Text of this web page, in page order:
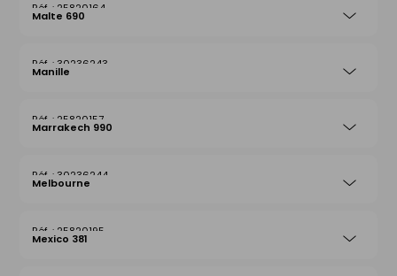
25820164
Malte 690
30236243
Manille
25820157
Marrakech 990
30236244
Melbourne
25820195
Mexico 381